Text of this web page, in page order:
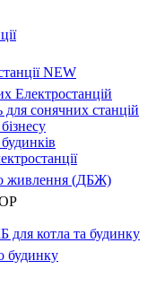
NEW
Електростанцій
для сонячних станцій
живлення (ДБЖ)
котла та будинку
будинку